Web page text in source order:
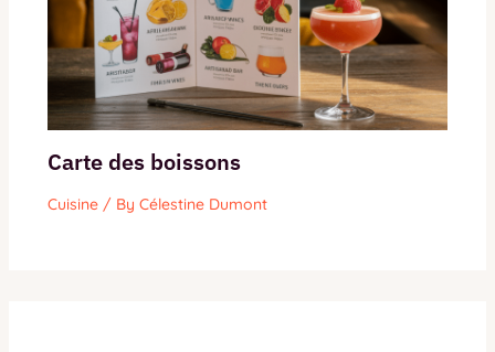
Carte des boissons
Cuisine/ By Célestine Dumont